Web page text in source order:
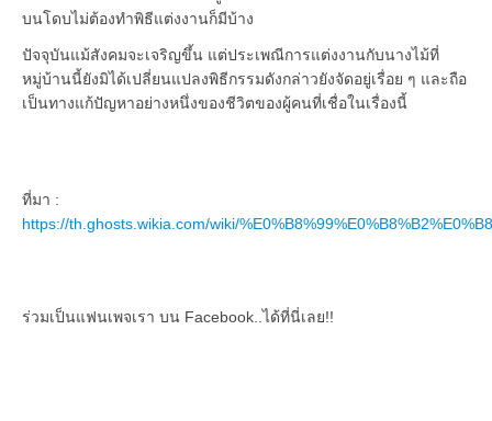
บนโดบไม่ต้องทำพิธีแต่งงานก็มีบ้าง
ปัจจุบันแม้สังคมจะเจริญขึ้น แต่ประเพณีการแต่งงานกับนางไม้ที่
หมู่บ้านนี้ยังมิได้เปลี่ยนแปลงพิธีกรรมดังกล่าวยังจัดอยู่เรื่อย ๆ และถือ
เป็นทางแก้ปัญหาอย่างหนึ่งของชีวิตของผู้คนที่เชื่อในเรื่องนี้
ที่มา :
https://th.ghosts.wikia.com/wiki/
ร่วมเป็นแฟนเพจเรา บน Facebook..ได้ที่นี่เลย!!